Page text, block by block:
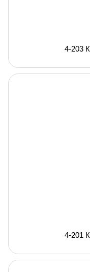
4-203
4-201